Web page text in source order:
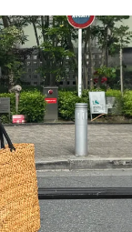
SALE